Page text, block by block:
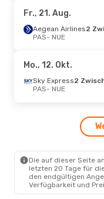
Fr., 21. Aug.
Aegean Airlines2
PAS- NUE
Mo., 12. Okt.
Sky Express2
PAS- NUE
Die auf dieser Seite
letzten 20 Tage für
den endgültigen
Verfügbarkeit und